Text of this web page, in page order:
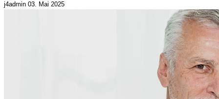
j4admin 03. Mai 2025